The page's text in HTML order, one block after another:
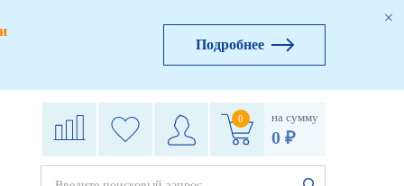
Подробнее
0 на сумму
0 ₽